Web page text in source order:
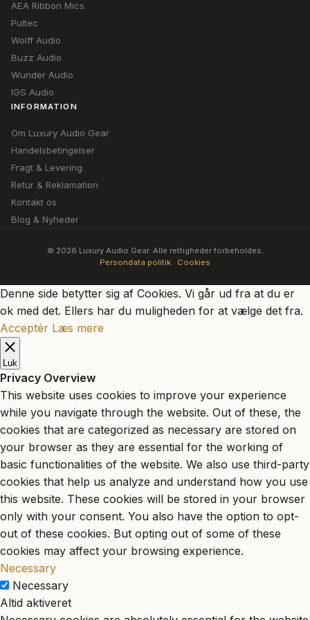
AEA Ribbon Mics
Pultec
Wolff Audio
Buzz Audio
Wunder Audio
IGS Audio
INFORMATION
Om Luxury Audio Gear
Handelsbetingelser
Fragt & Levering
Retur & Reklamation
Kontakt os
Blog & Nyheder
© 2026 Luxury Audio Gear. Alle rettigheder forbeholdes.
Persondata politik · Cookies
Denne side betytter sig af Cookies. Vi går ud fra at du er
ok med det. Ellers har du muligheden for at vælge det fra.
Acceptér Læs mere
Luk
Privacy Overview
This website uses cookies to improve your experience
while you navigate through the website. Out of these, the
cookies that are categorized as necessary are stored on
your browser as they are essential for the working of
basic functionalities of the website. We also use third-party
cookies that help us analyze and understand how you use
this website. These cookies will be stored in your browser
only with your consent. You also have the option to opt-
out of these cookies. But opting out of some of these
cookies may affect your browsing experience.
Necessary
Necessary
Altid aktiveret